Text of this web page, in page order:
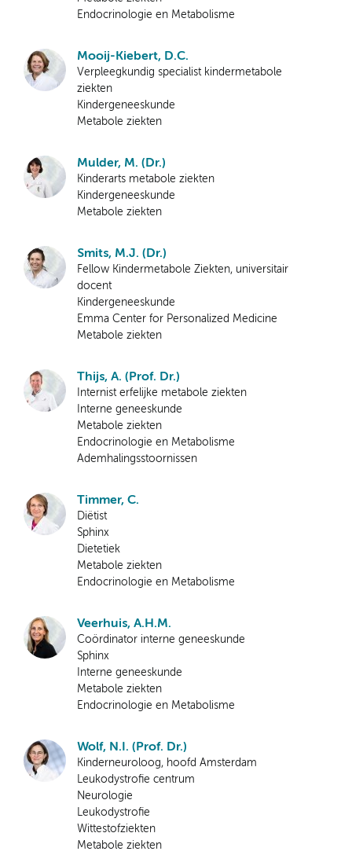
Endocrinologie en Metabolisme
Mooij-Kiebert, D.C.
Verpleegkundig specialist kindermetabole
ziekten
Kindergeneeskunde
Metabole ziekten
Mulder, M. (Dr.)
Kinderarts metabole ziekten
Kindergeneeskunde
Metabole ziekten
Smits, M.J. (Dr.)
Fellow Kindermetabole Ziekten, universitair
docent
Kindergeneeskunde
Emma Center for Personalized Medicine
Metabole ziekten
Thijs, A. (Prof. Dr.)
Internist erfelijke metabole ziekten
Interne geneeskunde
Metabole ziekten
Endocrinologie en Metabolisme
Ademhalingsstoornissen
Timmer, C.
Diëtist
Sphinx
Dietetiek
Metabole ziekten
Endocrinologie en Metabolisme
Veerhuis, A.H.M.
Coördinator interne geneeskunde
Sphinx
Interne geneeskunde
Metabole ziekten
Endocrinologie en Metabolisme
Wolf, N.I. (Prof. Dr.)
Kinderneuroloog, hoofd Amsterdam
Leukodystrofie centrum
Neurologie
Leukodystrofie
Wittestofziekten
Metabole ziekten